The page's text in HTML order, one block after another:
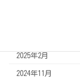
2025年2月
2024年11月